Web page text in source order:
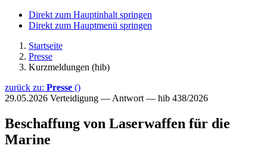
Direkt zum Hauptinhalt springen
Direkt zum Hauptmenü springen
Startseite
Presse
Kurzmeldungen (hib)
zurück zu: Presse ()
29.05.2026 Verteidigung — Antwort — hib 438/2026
Beschaffung von Laserwaffen für die
Marine